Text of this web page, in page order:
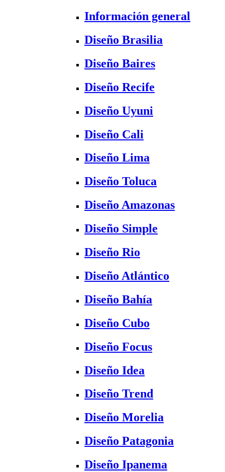
Información general
Diseño Brasilia
Diseño Baires
Diseño Recife
Diseño Uyuni
Diseño Cali
Diseño Lima
Diseño Toluca
Diseño Amazonas
Diseño Simple
Diseño Rio
Diseño Atlántico
Diseño Bahía
Diseño Cubo
Diseño Focus
Diseño Idea
Diseño Trend
Diseño Morelia
Diseño Patagonia
Diseño Ipanema